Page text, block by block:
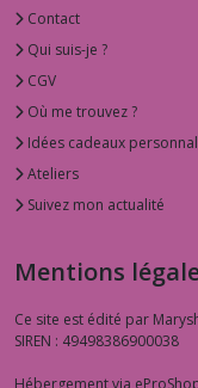
Contact
Qui suis-je ?
CGV
Où me trouvez ?
Idées cadeaux
Ateliers
Suivez mon actualité
Mentions
Ce site est édité par
SIREN : 49498386900038